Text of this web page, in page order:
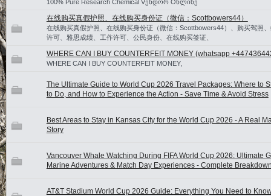
100% Pure Research Chemical Vენდორ Oნლინე
在线购买真假护照、在线购买身份证（微信：Scottbowers44）
在线购买真假护照、在线购买身份证（微信：Scottbowers44）、购买驾照
许可、雅思成绩、工作许可、公民身份、在线购买签证、
WHERE CAN I BUY COUNTERFEIT MONEY (‪whatsapp
WHERE CAN I BUY COUNTERFEIT MONEY,
The Ultimate Guide to World Cup 2026 Travel Packages: Where to
to Do, and How to Experience the Action - Save Time & Avoid Stress
Best Areas to Stay in Kansas City for the World Cup 2026 - A Real
Story
Vancouver Whale Watching During FIFA World Cup 2026: Ultimate
Marine Adventures & Match Day Experiences - Complete
AT&T Stadium World Cup 2026 Guide: Everything You Need to